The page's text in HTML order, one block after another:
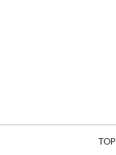
TOP